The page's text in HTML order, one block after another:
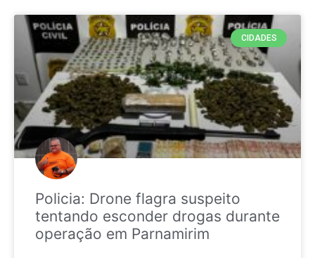
CIDADES
Policia: Drone flagra suspeito
tentando esconder drogas durante
operação em Parnamirim